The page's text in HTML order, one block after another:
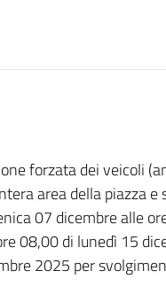
forzata dei veicoli
area della piazza
07 dicembre alle
08,00 di lunedì 15
2025 per